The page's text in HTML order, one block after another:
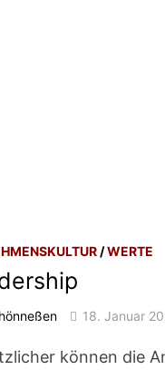
/WERTE
18. Januar
können die